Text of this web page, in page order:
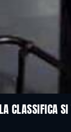
CLASSIFICA